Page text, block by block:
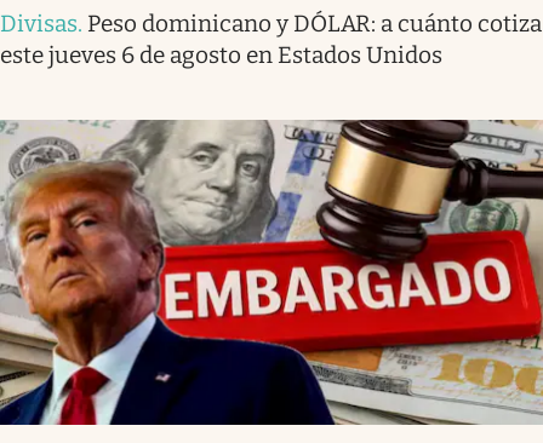
Divisas. Peso dominicano y DÓLAR: a cuánto cotiza
este jueves 6 de agosto en Estados Unidos